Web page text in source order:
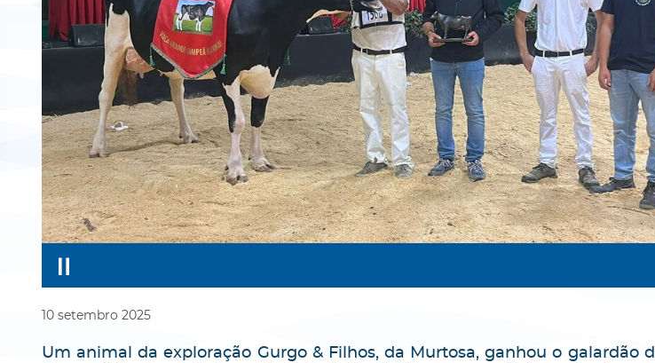
10 setembro 2025
Um animal da exploração Gurgo & Filhos, da Murtosa, ganhou o galardão